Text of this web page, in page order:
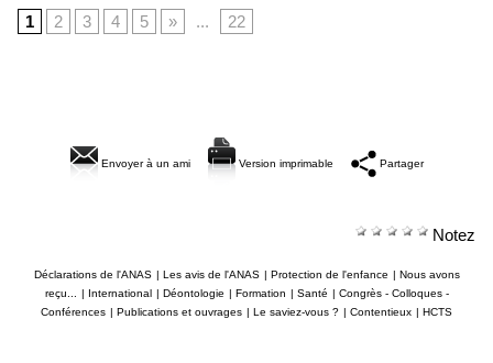
1
2 3 4 5 » ... 22
Envoyer à un ami Version imprimable Partager
Notez
Déclarations de l'ANAS | Les avis de l'ANAS | Protection de l'enfance | Nous avons
reçu...
| International | Déontologie | Formation | Santé | Congrès - Colloques -
Conférences | Publications et ouvrages | Le saviez-vous ? | Contentieux | HCTS